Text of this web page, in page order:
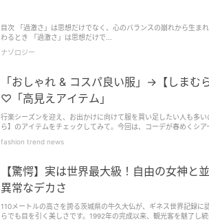
目次 「過激さ」は思想だけでなく、心のバランスの崩れから生ま
わるとき 「過激さ」は思想だけで...
ナゾロジー
「おしゃれ & コスパ良い服」→【しまむ
♡「高見えアイテム」
行楽シーズンを迎え、お出かけに向けて服を買い足したい人も多
ら】のアイテムをチェックしてみて。今回は、コーデが春めくシ
て。
fashion trend news
【驚愕】実は世界最大級！自由の女神と
異常なデカさ
110メートルの高さを誇る茨城県の牛久大仏が、ギネス世界記録
らでも目を引く美しさです。1992年の完成以来、観光客を魅了し